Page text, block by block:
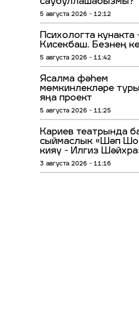
5 августа 2026 - 12:12
Психологта кунакта
Кисекбаш. Безнең
5 августа 2026 - 11:42
Ясалма фәһем
мөмкинлекләре
яңа проект
5 августа 2026 - 11:25
Кариев театрында
сыймаслык «Шәп
кияү - Илгиз
3 августа 2026 - 11:16